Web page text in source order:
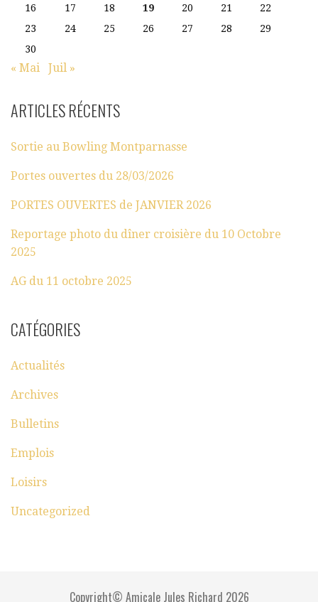
16
17 18 19 20 21
22
23
24 25 26 27 28
29
30
« Mai Juil »
ARTICLES RÉCENTS
Sortie au Bowling Montparnasse
Portes ouvertes du 28/03/2026
PORTES OUVERTES de JANVIER 2026
Reportage photo du dîner croisière du 10 Octobre
2025
AG du 11 octobre 2025
CATÉGORIES
Actualités
Archives
Bulletins
Emplois
Loisirs
Uncategorized
Copyright© Amicale Jules Richard 2026